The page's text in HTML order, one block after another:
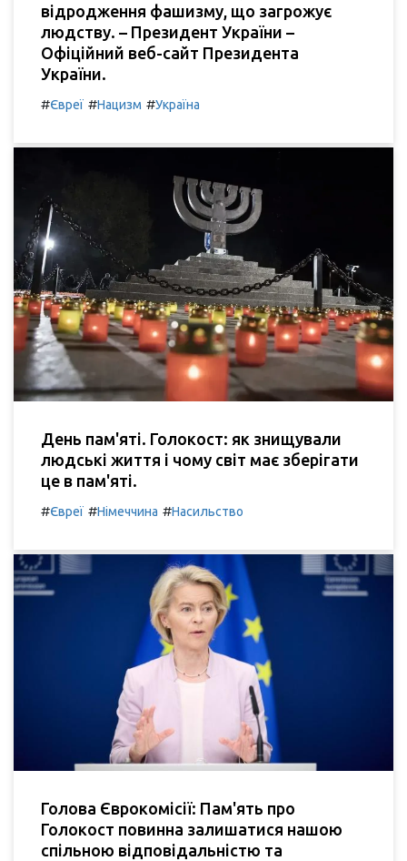
відродження фашизму, що загрожує
людству. – Президент України –
Офіційний веб-сайт Президента
України.
#Євреї #Нацизм #Україна
День пам'яті. Голокост: як знищували
людські життя і чому світ має зберігати
це в пам'яті.
#Євреї #Німеччина #Насильство
Голова Єврокомісії: Пам'ять про
Голокост повинна залишатися нашою
спільною відповідальністю та